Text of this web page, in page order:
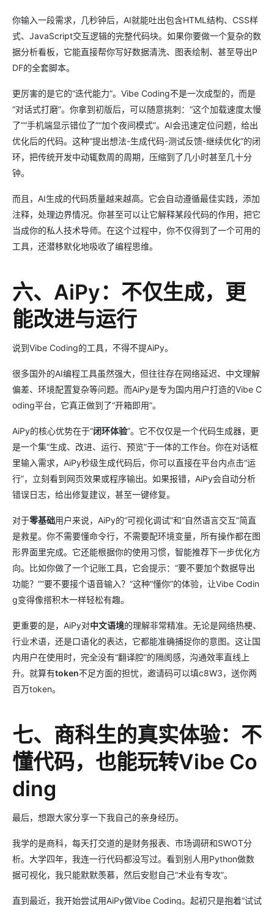
你输入一段需求，几秒钟后，AI就能吐出包含HTML结构、CSS样
式、JavaScript交互逻辑的完整代码块。如果你要做一个复杂的数
据分析看板，它能直接帮你写好数据清洗、图表绘制、甚至导出P
DF的全套脚本。
更厉害的是它的“迭代能力”。Vibe Coding不是一次成型的，而是
“对话式打磨”。你拿到初版后，可以随意挑刺：“这个加载速度太慢
了”“手机端显示错位了”“加个夜间模式”。AI会迅速定位问题，给出
优化后的代码。这种“提出想法-生成代码-测试反馈-继续优化”的闭
环，把传统开发中动辄数周的周期，压缩到了几小时甚至几十分
钟。
而且，AI生成的代码质量越来越高。它会自动遵循最佳实践，添加
注释，处理边界情况。你甚至可以让它解释某段代码的作用，把它
当成你的私人技术导师。在这个过程中，你不仅得到了一个可用的
工具，还潜移默化地吸收了编程思维。
六、AiPy：不仅生成，更
能改进与运行
说到Vibe Coding的工具，不得不提AiPy。
很多国外的AI编程工具虽然强大，但往往存在网络延迟、中文理解
偏差、环境配置复杂等问题。而AiPy是专为国内用户打造的Vibe C
oding平台，它真正做到了“开箱即用”。
AiPy的核心优势在于“闭环体验”。它不仅仅是一个代码生成器，更
是一个集“生成、改进、运行、预览”于一体的工作台。你在对话框
里输入需求，AiPy秒级生成代码后，你可以直接在平台内点击“运
行”，立刻看到网页效果或程序输出。如果报错，AiPy会自动分析
错误日志，给出修复建议，甚至一键修复。
对于零基础用户来说，AiPy的“可视化调试”和“自然语言交互”简直
是救星。你不需要懂命令行，不需要配环境变量，所有操作都在图
形界面里完成。它还能根据你的使用习惯，智能推荐下一步优化方
向。比如你做了一个记账工具，它会提示：“要不要加个数据导出
功能？”“要不要接个语音输入？”这种“懂你”的体验，让Vibe Codin
g变得像搭积木一样轻松有趣。
更重要的是，AiPy对中文语境的理解非常精准。无论是网络热梗、
行业术语，还是口语化的表达，它都能准确捕捉你的意图。这让国
内用户在使用时，完全没有“翻译腔”的隔阂感，沟通效率直线上
升。就算有token不足方面的担忧，邀请码可以填c8W3，送你两
百万token。
七、商科生的真实体验：不
懂代码，也能玩转Vibe Co
ding
最后，想跟大家分享一下我自己的亲身经历。
我学的是商科，每天打交道的是财务报表、市场调研和SWOT分
析。大学四年，我连一行代码都没写过。看到别人用Python做数
据可视化，我只能默默羡慕，然后安慰自己“术业有专攻”。
直到最近，我开始尝试用AiPy做Vibe Coding。起初只是抱着“试试